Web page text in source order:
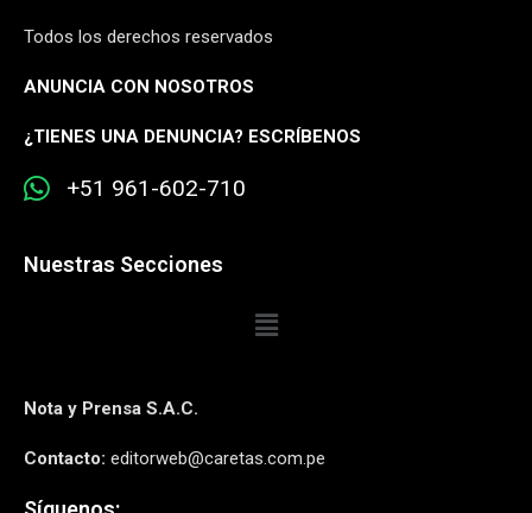
Todos los derechos reservados
ANUNCIA CON NOSOTROS
¿TIENES UNA DENUNCIA? ESCRÍBENOS
+51 961-602-710
Nuestras Secciones
Nota y Prensa S.A.C.
Contacto: editorweb@caretas.com.pe